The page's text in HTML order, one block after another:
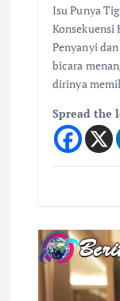
Isu Punya
Konsekuensi
Penyanyi
bicara
dirinya
Spread the